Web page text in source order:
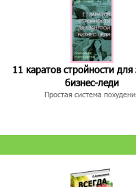
11 каратов стройности для
бизнес-леди
Простая система